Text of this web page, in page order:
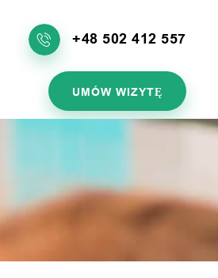
+48 502 412 557
UMÓW WIZYTĘ